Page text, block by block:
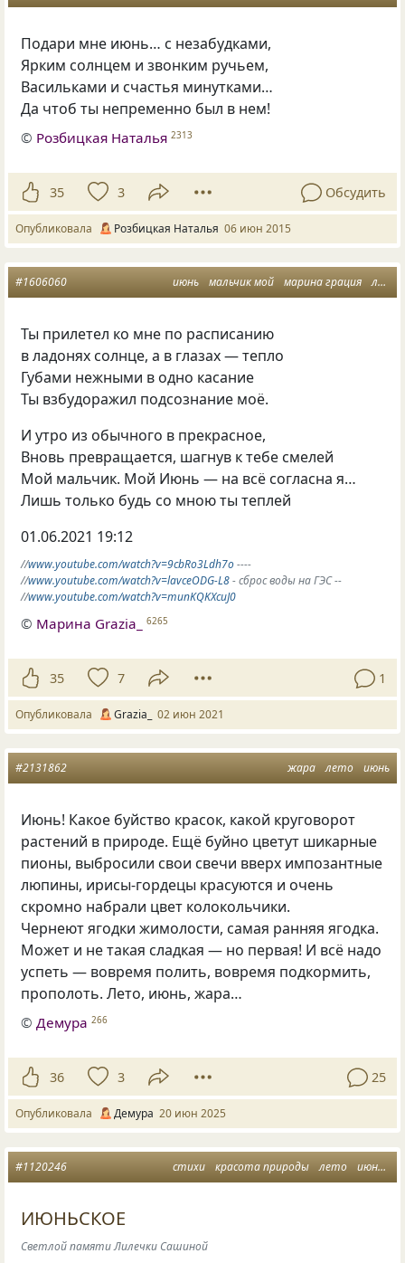
Подари мне июнь… с незабудками,
Ярким солнцем и звонким ручьем,
Васильками и счастья минутками…
Да чтоб ты непременно был в нем!
© Розбицкая Наталья 2313
35 3 Обсудить
Опубликовала Розбицкая Наталья 06 июн 2015
июнь мальчик мой марина грация лето любви
#1606060
Ты прилетел ко мне по расписанию
в ладонях солнце, а в глазах — тепло
Губами нежными в одно касание
Ты взбудоражил подсознание моё.
И утро из обычного в прекрасное,
Вновь превращается, шагнув к тебе смелей
Мой мальчик. Мой Июнь — на всё согласна я…
Лишь только будь со мною ты теплей
01.06.2021 19:12
//www.youtube.com/watch?v=9cbRo3Ldh7o----
//www.youtube.com/watch?v=lavceODG-L8- сброс воды на ГЭС --
//www.youtube.com/watch?v=munKQKXcuJ0
© Марина Grazia_ 6265
35 7 1
Опубликовала Grazia_ 02 июн 2021
жара лето июнь
#2131862
Июнь! Какое буйство красок, какой круговорот
растений в природе. Ещё буйно цветут шикарные
пионы, выбросили свои свечи вверх импозантные
люпины, ирисы-гордецы красуются и очень
скромно набрали цвет колокольчики.
Чернеют ягодки жимолости, самая ранняя ягодка.
Может и не такая сладкая — но первая! И всё надо
успеть — вовремя полить, вовремя подкормить,
прополоть. Лето, июнь, жара…
©Демура 266
36 3 25
Опубликовала Демура 20 июн 2025
стихи красота природы лето июнь
#1120246
ИЮНЬСКОЕ
Светлой памяти Лилечки Сашиной